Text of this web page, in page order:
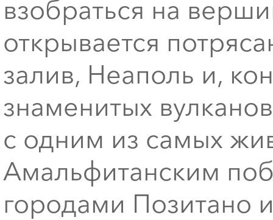
взобраться на
открывается
залив, Неаполь и,
знаменитых
с одним из самых
Амальфитанским
городами